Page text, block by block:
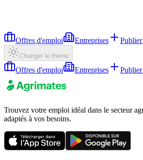
Offres d'emploi Entreprises
Changer le thème
Offres d'emploi Entreprises
Trouvez votre emploi idéal dans le secteur
adaptés à vos besoins.